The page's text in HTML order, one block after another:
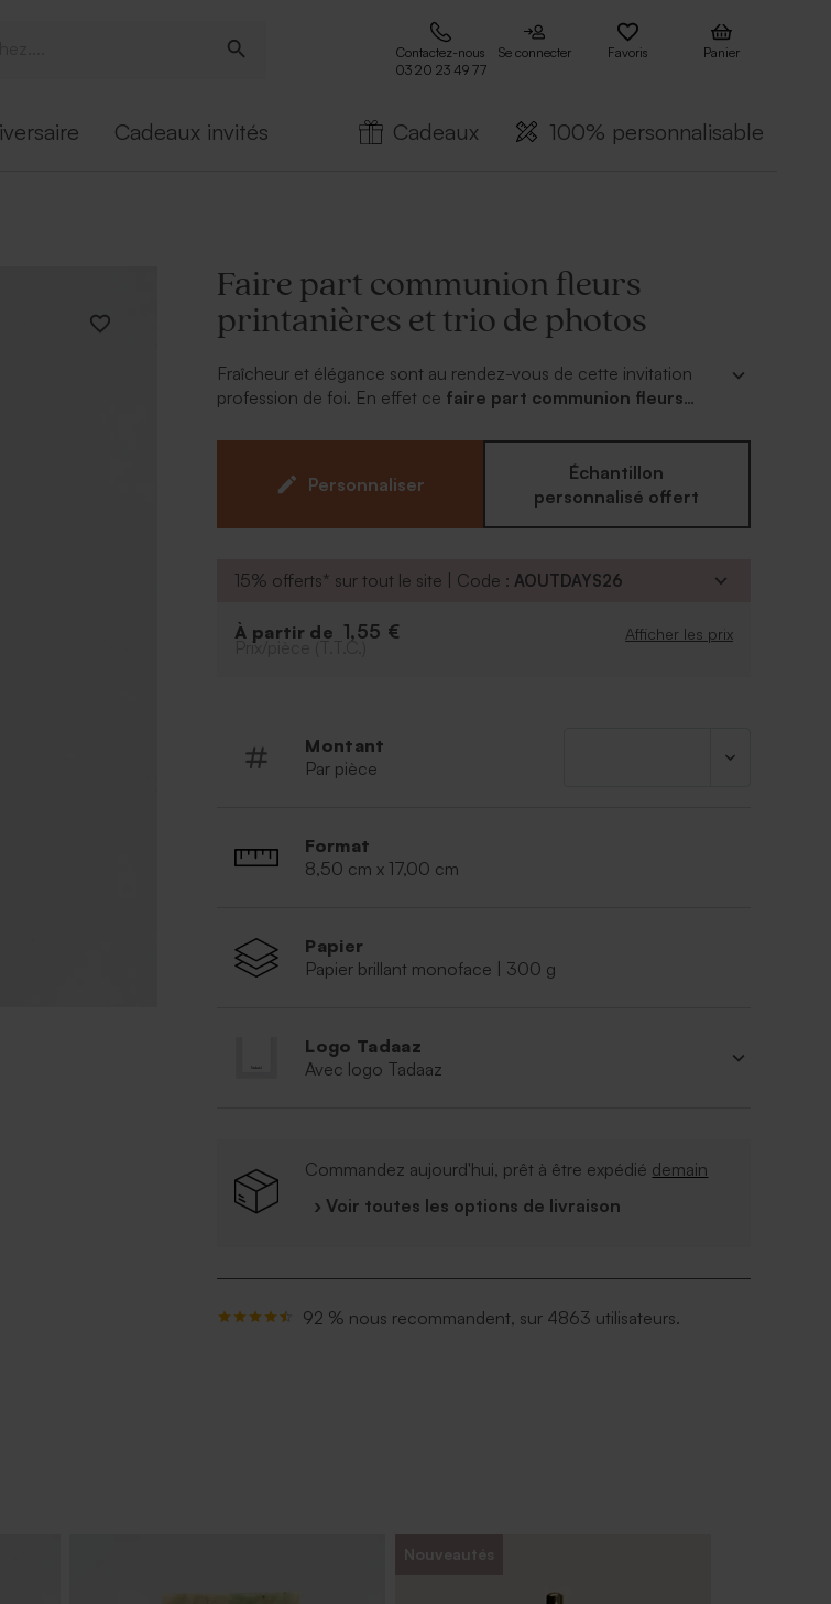
Contactez-nous
03 20 23 49 77
Se connecter Favoris Panier
Cadeaux invités Cadeaux 100% personnalisable
Faire part communion fleurs
printanières et trio de photos
Fraîcheur et élégance sont au rendez-vous de cette invitation
profession de foi. En effet ce faire part communion fleurs
aime les différentes parties que vous personnaliserez en l'honneur
de votre fille. Vos proches garderont précieusement le marque-
page orné de ses 3 plus beaux clichés en souvenir communion.
motif est également décliné en carte de remerciement
communion.
Personnaliser
Échantillon
personnalisé offert
15% offerts* sur tout le site | Code :AOUTDAYS26
À partir de 1,55 € Afficher les prix
Prix/pièce (T.T.C.)
Montant
Par pièce
Format
8,50 cm x 17,00 cm
Papier
Papier brillant monoface | 300 g
Logo Tadaaz
Avec logo Tadaaz
Commandez aujourd'hui, prêt à être expédié demain
› Voir toutes les options de livraison
92 % nous recommandent, sur 4863 utilisateurs.
Nouveautés